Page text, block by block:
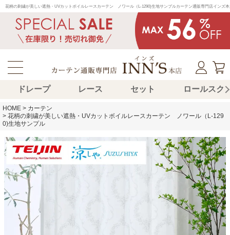
花柄の刺繍が美しい遮熱・UVカットボイルレースカーテン　ノワール（L-1290)生地サンプルカーテン通販専門店イン
ドレープ レース セット ロールスク
HOME
カーテン
花柄の刺繍が美しい遮熱・UVカットボイルレースカーテン ノワール（L-129
0)生地サンプル